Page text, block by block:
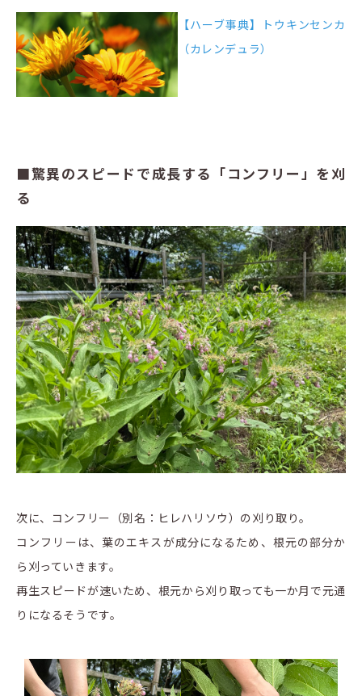
【ハーブ事典】トウキンセンカ
（カレンデュラ）
■驚異のスピードで成長する「コンフリー」を刈
る
次に、コンフリー（別名：ヒレハリソウ）の刈り取り。
コンフリーは、葉のエキスが成分になるため、根元の部分か
ら刈っていきます。
再生スピードが速いため、根元から刈り取っても一か月で元通
りになるそうです。